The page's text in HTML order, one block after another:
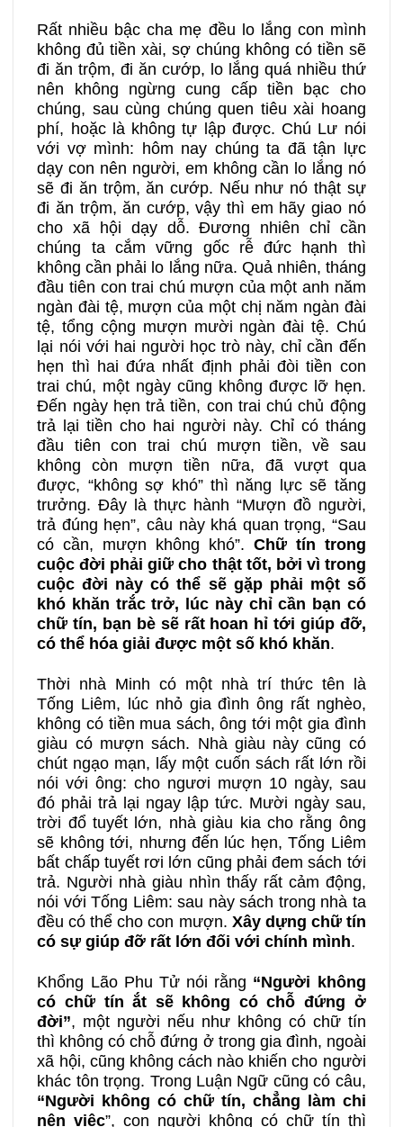
Rất nhiều bậc cha mẹ đều lo lắng con mình
không đủ tiền xài, sợ chúng không có tiền sẽ
đi ăn trộm, đi ăn cướp, lo lắng quá nhiều thứ
nên không ngừng cung cấp tiền bạc cho
chúng, sau cùng chúng quen tiêu xài hoang
phí, hoặc là không tự lập được. Chú Lư nói
với vợ mình: hôm nay chúng ta đã tận lực
dạy con nên người, em không cần lo lắng nó
sẽ đi ăn trộm, ăn cướp. Nếu như nó thật sự
đi ăn trộm, ăn cướp, vậy thì em hãy giao nó
cho xã hội dạy dỗ. Đương nhiên chỉ cần
chúng ta cắm vững gốc rễ đức hạnh thì
không cần phải lo lắng nữa. Quả nhiên, tháng
đầu tiên con trai chú mượn của một anh năm
ngàn đài tệ, mượn của một chị năm ngàn đài
tệ, tổng cộng mượn mười ngàn đài tệ. Chú
lại nói với hai người học trò này, chỉ cần đến
hẹn thì hai đứa nhất định phải đòi tiền con
trai chú, một ngày cũng không được lỡ hẹn.
Đến ngày hẹn trả tiền, con trai chú chủ động
trả lại tiền cho hai người này. Chỉ có tháng
đầu tiên con trai chú mượn tiền, về sau
không còn mượn tiền nữa, đã vượt qua
được, “không sợ khó” thì năng lực sẽ tăng
trưởng. Đây là thực hành “Mượn đồ người,
trả đúng hẹn”, câu này khá quan trọng, “Sau
có cần, mượn không khó”. Chữ tín trong
cuộc đời phải giữ cho thật tốt, bởi vì trong
cuộc đời này có thể sẽ gặp phải một số
khó khăn trắc trở, lúc này chỉ cần bạn có
chữ tín, bạn bè sẽ rất hoan hỉ tới giúp đỡ,
có thể hóa giải được một số khó khăn.
Thời nhà Minh có một nhà trí thức tên là
Tống Liêm, lúc nhỏ gia đình ông rất nghèo,
không có tiền mua sách, ông tới một gia đình
giàu có mượn sách. Nhà giàu này cũng có
chút ngạo mạn, lấy một cuốn sách rất lớn rồi
nói với ông: cho ngươi mượn 10 ngày, sau
đó phải trả lại ngay lập tức. Mười ngày sau,
trời đổ tuyết lớn, nhà giàu kia cho rằng ông
sẽ không tới, nhưng đến lúc hẹn, Tống Liêm
bất chấp tuyết rơi lớn cũng phải đem sách tới
trả. Người nhà giàu nhìn thấy rất cảm động,
nói với Tống Liêm: sau này sách trong nhà ta
đều có thể cho con mượn. Xây dựng chữ tín
có sự giúp đỡ rất lớn đối với chính mình.
Khổng Lão Phu Tử nói rằng “Người không
có chữ tín ắt sẽ không có chỗ đứng ở
đời”, một người nếu như không có chữ tín
thì không có chỗ đứng ở trong gia đình, ngoài
xã hội, cũng không cách nào khiến cho người
khác tôn trọng. Trong Luận Ngữ cũng có câu,
“Người không có chữ tín, chẳng làm chi
nên việc”, con người không có chữ tín thì